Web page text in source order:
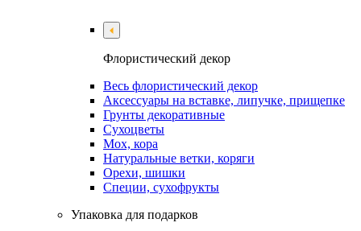
Флористический декор
Весь флористический декор
Аксессуары на вставке, липучке, прищепке
Грунты декоративные
Сухоцветы
Мох, кора
Натуральные ветки, коряги
Орехи, шишки
Специи, сухофрукты
Упаковка для подарков